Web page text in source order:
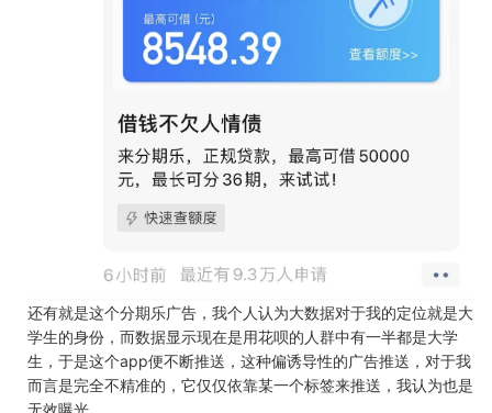
还有就是这个分期乐广告，我个人认为大数据对于我的定位就是大
学生的身份，而数据显示现在是用花呗的人群中有一半都是大学
生，于是这个app便不断推送，这种偏诱导性的广告推送，对于我
而言是完全不精准的，它仅仅依靠某一个标签来推送，我认为也是
无效曝光。